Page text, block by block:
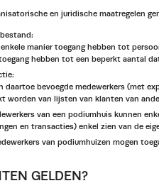
en juridische maatregelen
manier toegang hebben tot
hebben tot een beperkt aantal
bevoegde medewerkers (met
worden van lijsten van klanten van
van een podiumhuis kunnen
en transacties) enkel zien van de
van podiumhuizen mogen
GELDEN?